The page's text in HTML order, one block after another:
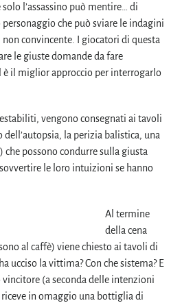
l’assassino può mentire… di
personaggio che può sviare le indagini
convincente. I giocatori di questa
le giuste domande da fare
è il miglior approccio per interrogarlo
vengono consegnati ai tavoli
la perizia balistica, una
che possono condurre sulla giusta
le loro intuizioni se hanno
Al termine
della cena
al caffè) viene chiesto ai tavoli di
ucciso la vittima? Con che sistema? E
(a seconda delle intenzioni
in omaggio una bottiglia di